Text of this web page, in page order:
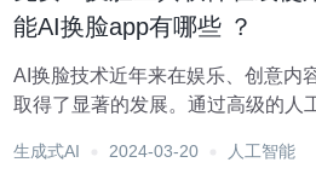
能AI换脸app有哪些 ？
AI换脸技术近年来在娱乐、创意内
取得了显著的发展。通过高级的人
人惊叹的效果。本文将介绍几款免
生成式AI 2024-03-20 人工智能